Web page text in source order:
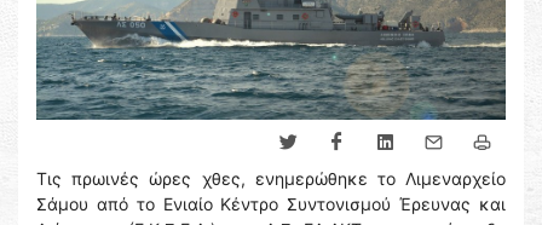
Τις πρωινές ώρες χθες, ενημερώθηκε το Λιμεναρχείο
Σάμου από το Ενιαίο Κέντρο Συντονισμού Έρευνας και